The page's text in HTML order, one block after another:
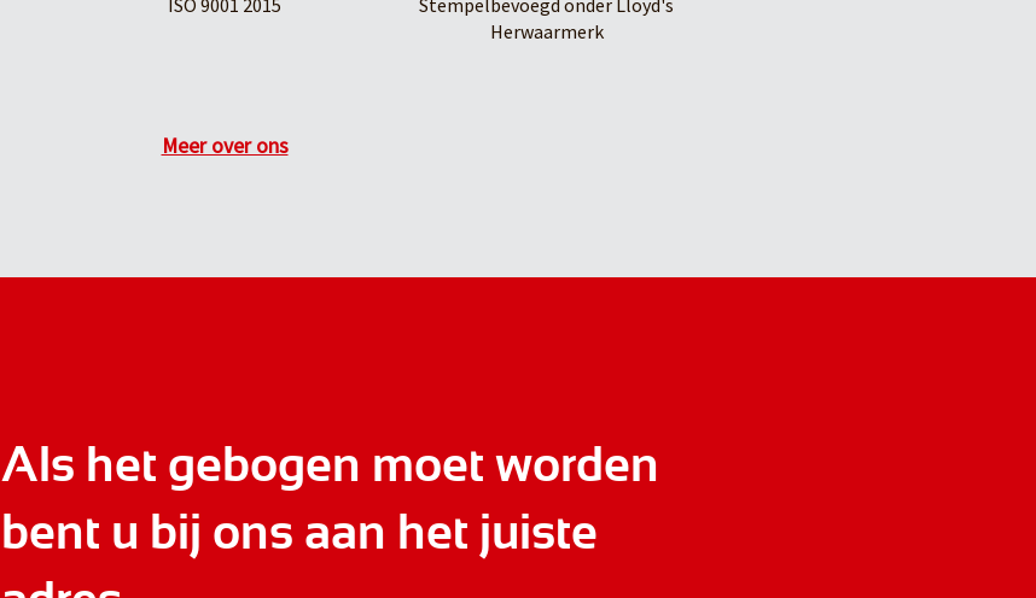
ISO 9001 2015
Stempelbevoegd onder Lloyd's
Herwaarmerk
Meer over ons
Als het gebogen moet worden
bent u bij ons aan het juiste